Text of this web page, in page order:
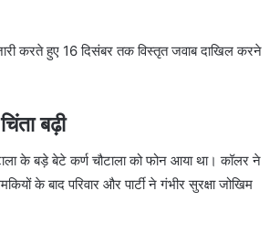
करते हुए 16 दिसंबर तक विस्तृत जवाब दाखिल करने
बढ़ी
के बड़े बेटे कर्ण चौटाला को फोन आया था। कॉलर ने
के बाद परिवार और पार्टी ने गंभीर सुरक्षा जोखिम